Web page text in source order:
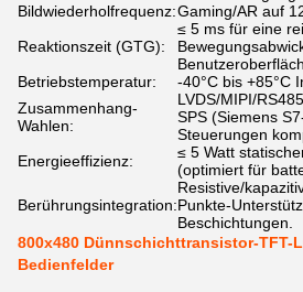
Bildwiederholfrequenz:Gaming/AR auf
Reaktionszeit (GTG):
≤ 5 ms für eine
Betriebstemperatur:
-40°C bis +85°C
Zusammenhang-
Wahlen:
LVDS/MIPI/
SPS (Siemens
Steuerungen
Energieeffizienz:
≤ 5 Watt
(optimiert für
Berührungsintegration:
Resistive/
Punkte-
Beschichtungen.
800x480 Dünnschichttransistor-TFT-
Bedienfelder